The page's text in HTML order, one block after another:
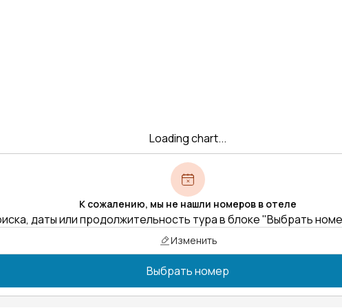
Loading chart...
К сожалению, мы не нашли номеров в отеле
даты или продолжительность тура в блоке "Выбрать
Изменить
Выбрать номер